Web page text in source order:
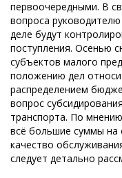
первоочередными. В
вопроса
деле будут
поступления. Осенью
субъектов малого
положению дел
распределением
вопрос
транспорта. По
всё большие суммы на
качество
следует детально